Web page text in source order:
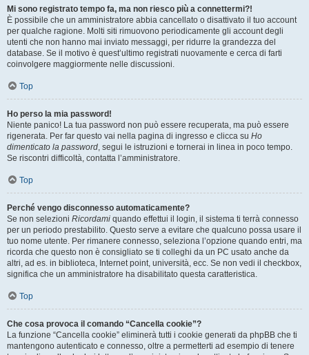
Mi sono registrato tempo fa, ma non riesco più a connettermi?!
È possibile che un amministratore abbia cancellato o disattivato il tuo account
per qualche ragione. Molti siti rimuovono periodicamente gli account degli
utenti che non hanno mai inviato messaggi, per ridurre la grandezza del
database. Se il motivo è quest’ultimo registrati nuovamente e cerca di farti
coinvolgere maggiormente nelle discussioni.
Top
Ho perso la mia password!
Niente panico! La tua password non può essere recuperata, ma può essere
rigenerata. Per far questo vai nella pagina di ingresso e clicca su Ho
dimenticato la password, segui le istruzioni e tornerai in linea in poco tempo.
Se riscontri difficoltà, contatta l’amministratore.
Top
Perché vengo disconnesso automaticamente?
Se non selezioni Ricordami quando effettui il login, il sistema ti terrà connesso
per un periodo prestabilito. Questo serve a evitare che qualcuno possa usare il
tuo nome utente. Per rimanere connesso, seleziona l’opzione quando entri, ma
ricorda che questo non è consigliato se ti colleghi da un PC usato anche da
altri, ad es. in biblioteca, Internet point, università, ecc. Se non vedi il checkbox,
significa che un amministratore ha disabilitato questa caratteristica.
Top
Che cosa provoca il comando “Cancella cookie”?
La funzione “Cancella cookie” eliminerà tutti i cookie generati da phpBB che ti
mantengono autenticato e connesso, oltre a permetterti ad esempio di tenere